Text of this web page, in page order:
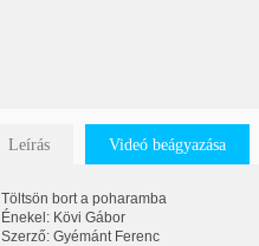
Leírás Videó beágyazása
Töltsön bort a poharamba
Énekel: Kövi Gábor
Szerző: Gyémánt Ferenc